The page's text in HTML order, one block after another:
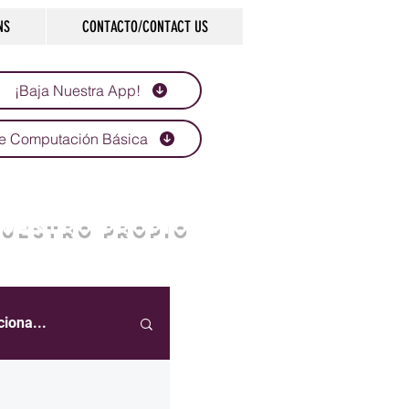
CONTACTO/CONTACT US
¡Baja Nuestra App!
Computación Básica
PROPIO